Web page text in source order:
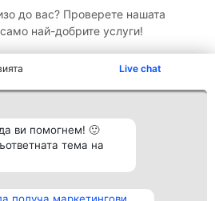
Live chat
ви помогнем! 🙂
тема на
до вас? Проверете нашата
най-добрите услуги!